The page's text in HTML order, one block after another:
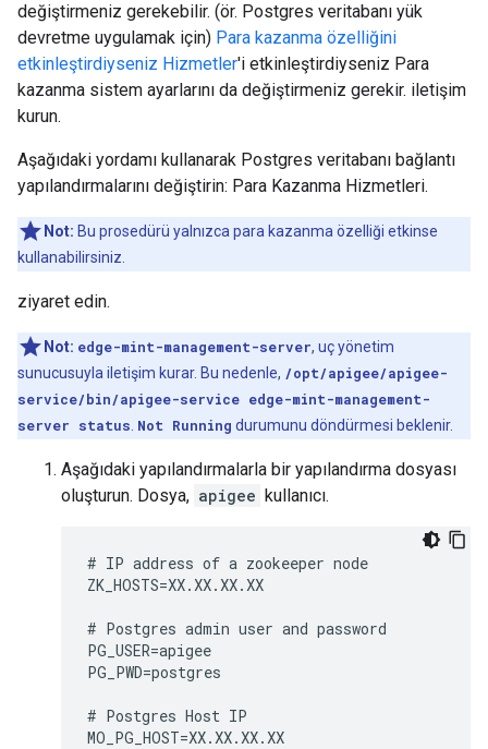
değiştirmeniz gerekebilir. (ör. Postgres veritabanı yük
devretme uygulamak için) Para kazanma özelliğini
etkinleştirdiyseniz Hizmetler'i etkinleştirdiyseniz Para
kazanma sistem ayarlarını da değiştirmeniz gerekir. iletişim
kurun.
Aşağıdaki yordamı kullanarak Postgres veritabanı bağlantı
yapılandırmalarını değiştirin: Para Kazanma Hizmetleri.
Not: Bu prosedürü yalnızca para kazanma özelliği etkinse
kullanabilirsiniz.
ziyaret edin.
Not: edge-mint-management-server, uç yönetim
sunucusuyla iletişim kurar. Bu nedenle, /opt/apigee/apigee-
service/bin/apigee-service edge-mint-management-
server status Not Running durumunu döndürmesi beklenir.
Aşağıdaki yapılandırmalarla bir yapılandırma dosyası
oluşturun. Dosya, apigee kullanıcı.
# IP address of a zookeeper node
ZK_HOSTS=XX.XX.XX.XX
# Postgres admin user and password
PG_USER=apigee
PG_PWD=postgres
# Postgres Host IP
MO_PG_HOST=XX.XX.XX.XX